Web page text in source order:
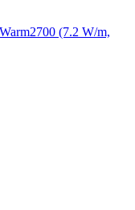
(7.2 W/m,